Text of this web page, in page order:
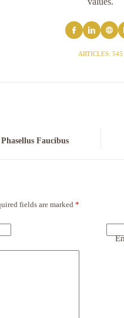
ARTICLES: 545
Faucibus
fields are marked *